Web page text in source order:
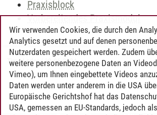
Praxisblock
Vorbereitendes Praxismodul
Timo Leder/30.06.2024
Wir verwenden Cookies, die durch den
Analytics gesetzt und auf denen
Nutzerdaten gespeichert werden. Zudem
weitere personenbezogene Daten an
Vimeo), um Ihnen eingebettete Videos
Daten werden unter anderem in die USA
Europäische Gerichtshof hat das
USA, gemessen an EU-Standards, jedoch